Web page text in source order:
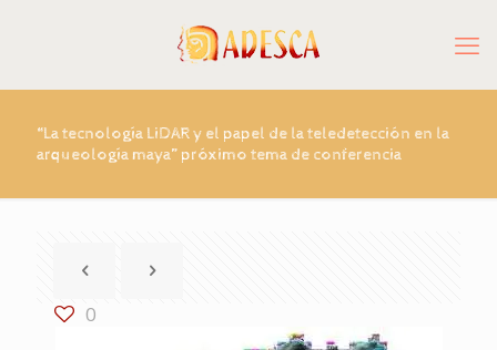
“La tecnología LiDAR y el papel de la teledetección en la
arqueología maya” próximo tema de conferencia
0